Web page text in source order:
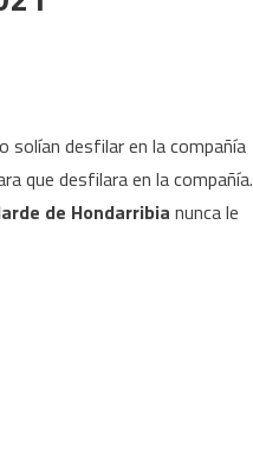
solían desfilar en la compañía
que desfilara en la compañía.
de Hondarribia nunca le